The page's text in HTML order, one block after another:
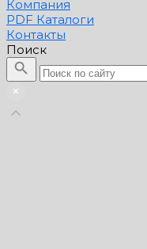
Компания
PDF Каталоги
Контакты
Поиск